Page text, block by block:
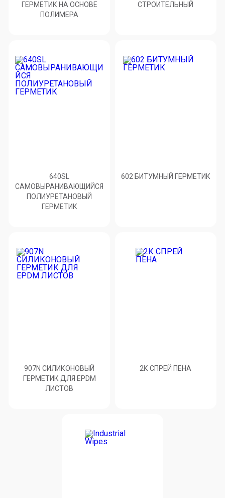
ГЕРМЕТИК НА ОСНОВЕ
ПОЛИМЕРА
СТРОИТЕЛЬНЫЙ
640SL
САМОВЫРАНИВАЮЩИЙСЯ
ПОЛИУРЕТАНОВЫЙ
ГЕРМЕТИК
602 БИТУМНЫЙ ГЕРМЕТИК
907N СИЛИКОНОВЫЙ
ГЕРМЕТИК ДЛЯ EPDM
ЛИСТОВ
2К СПРЕЙ ПЕНА